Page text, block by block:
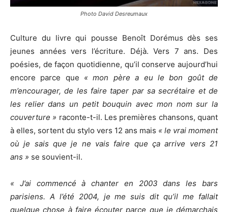
Photo David Desreumaux
Culture du livre qui pousse Benoît Dorémus dès ses
jeunes années vers l’écriture. Déjà. Vers 7 ans. Des
poésies, de façon quotidienne, qu’il conserve aujourd’hui
encore parce que « mon père a eu le bon goût de
m’encourager, de les faire taper par sa secrétaire et de
les relier dans un petit bouquin avec mon nom sur la
couverture » raconte-t-il. Les premières chansons, quant
à elles, sortent du stylo vers 12 ans mais « le vrai moment
où je sais que je ne vais faire que ça arrive vers 21
ans » se souvient-il.
« J’ai commencé à chanter en 2003 dans les bars
parisiens. A l’été 2004, je me suis dit qu’il me fallait
quelque chose à faire écouter parce que je démarchais